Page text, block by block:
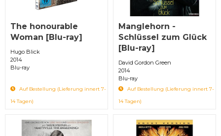
The honourable
Woman [Blu-ray]
Hugo Blick
2014
Blu-ray
Auf Bestellung (Lieferung innert 7-
14 Tagen)
Manglehorn -
Schlüssel zum Glück
[Blu-ray]
David Gordon Green
2014
Blu-ray
Auf Bestellung (Lieferung innert 7-
14 Tagen)